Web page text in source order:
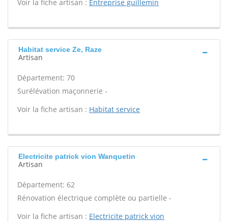
Voir la fiche artisan : Entreprise guillemin
Habitat service Ze, Raze
Artisan
Département: 70
Surélévation maçonnerie -
Voir la fiche artisan : Habitat service
Electricite patrick vion Wanquetin
Artisan
Département: 62
Rénovation électrique complète ou partielle -
Voir la fiche artisan : Electricite patrick vion